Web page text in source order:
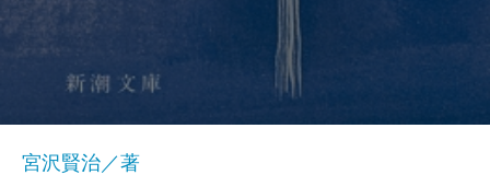
宮沢賢治／著